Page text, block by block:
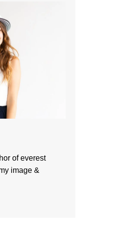
of everest
image &